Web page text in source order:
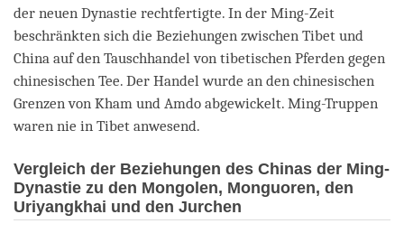
der neuen Dynastie rechtfertigte. In der Ming-Zeit
beschränkten sich die Beziehungen zwischen Tibet und
China auf den Tauschhandel von tibetischen Pferden gegen
chinesischen Tee. Der Handel wurde an den chinesischen
Grenzen von Kham und Amdo abgewickelt. Ming-Truppen
waren nie in Tibet anwesend.
Vergleich der Beziehungen des Chinas der Ming-
Dynastie zu den Mongolen, Monguoren, den
Uriyangkhai und den Jurchen